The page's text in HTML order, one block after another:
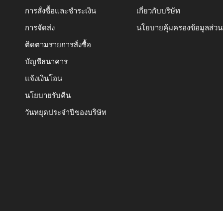
การสั่งซื้อและชำระเงิน
การจัดส่ง
ติดตามรายการสั่งซื้อ
บัญชีธนาคาร
แจ้งเงินโอน
นโยบายรับคืน
วันหยุดประจำปีของบริษัท
เกี่ยวกับบริษัท
นโยบายคุ้มครองข้อมูลส่ว